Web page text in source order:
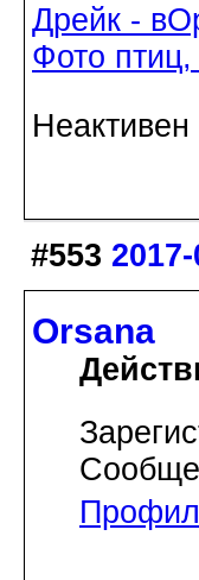
Дрейк -
Фото птиц,
Неактивен
#553
Orsana